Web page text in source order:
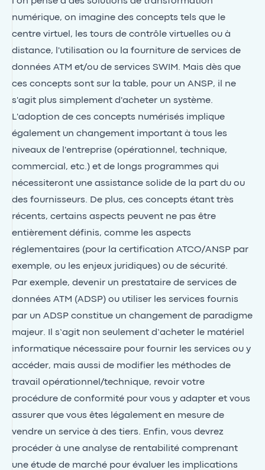
numérique, on imagine des concepts tels que le
centre virtuel, les tours de contrôle virtuelles ou à
distance, l'utilisation ou la fourniture de services de
données ATM et/ou de services SWIM. Mais dès que
ces concepts sont sur la table, pour un ANSP, il ne
s'agit plus simplement d'acheter un système.
L'adoption de ces concepts numérisés implique
également un changement important à tous les
niveaux de l'entreprise (opérationnel, technique,
commercial, etc.) et de longs programmes qui
nécessiteront une assistance solide de la part du ou
des fournisseurs. De plus, ces concepts étant très
récents, certains aspects peuvent ne pas être
entièrement définis, comme les aspects
réglementaires (pour la certification ATCO/ANSP par
exemple, ou les enjeux juridiques) ou de sécurité.
Par exemple, devenir un prestataire de services de
données ATM (ADSP) ou utiliser les services fournis
par un ADSP constitue un changement de paradigme
majeur. Il s’agit non seulement d’acheter le matériel
informatique nécessaire pour fournir les services ou y
accéder, mais aussi de modifier les méthodes de
travail opérationnel/technique, revoir votre
procédure de conformité pour vous y adapter et vous
assurer que vous êtes légalement en mesure de
vendre un service à des tiers. Enfin, vous devrez
procéder à une analyse de rentabilité comprenant
une étude de marché pour évaluer les implications